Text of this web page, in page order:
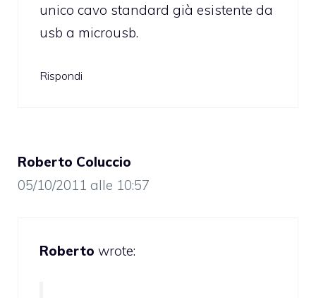
unico cavo standard già esistente da
usb a microusb.
Rispondi
Roberto Coluccio
05/10/2011 alle 10:57
Roberto wrote: